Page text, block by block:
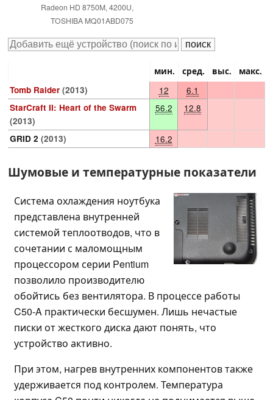
Radeon HD 8750M, 4200U,
TOSHIBA MQ01ABD075
мин. сред. выс.
макс.
Tomb Raider (2013) 12 6.1
StarCraft II: Heart of the Swarm
(2013)
56.2 12.8
GRID 2 (2013) 16.2
Шумовые и температурные показатели
Система охлаждения ноутбука
представлена внутренней
системой теплоотводов, что в
сочетании с маломощным
процессором серии Pentium
позволило производителю
обойтись без вентилятора. В процессе работы
C50-A практически бесшумен. Лишь нечастые
писки от жесткого диска дают понять, что
устройство активно.
При этом, нагрев внутренних компонентов также
удерживается под контролем. Температура